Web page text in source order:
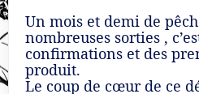
Un mois et demi de
nombreuses sorties ,
confirmations et des
produit.
Le coup de cœur de ce